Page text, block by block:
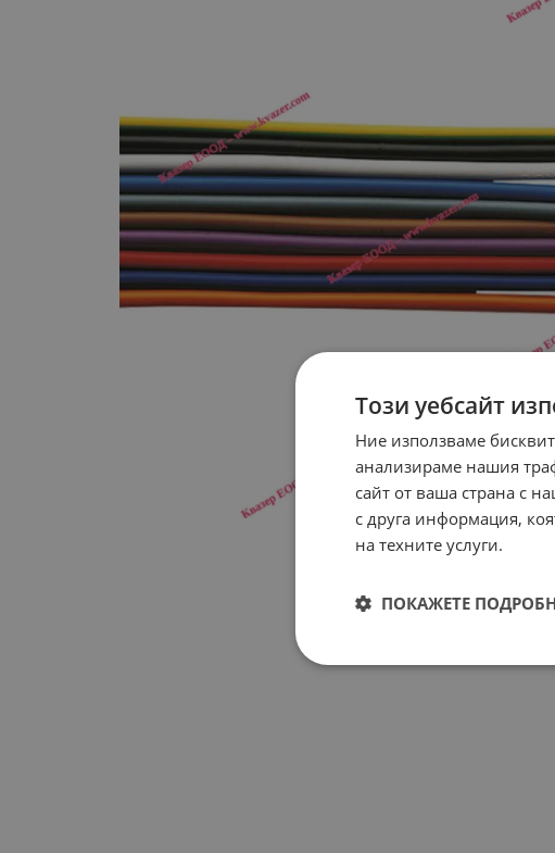
Този уебсайт
Ние използваме
анализираме нашия
сайт от ваша страна с
с друга информация,
на техните услуги.
ПОКАЖЕТЕ